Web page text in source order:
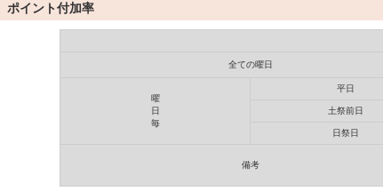
ポイント付加率
全ての曜日
曜
日
毎
平日
土祭前日
日祭日
備考